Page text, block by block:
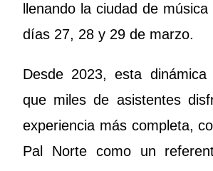
llenando la ciudad de
días 27, 28 y 29 de marzo.
Desde 2023, esta dinámica
que miles de asistentes
experiencia más completa,
Pal Norte como un